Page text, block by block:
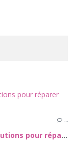
…
Problèmes courants sur Windows 11 : Solutions pour réparer votre PC